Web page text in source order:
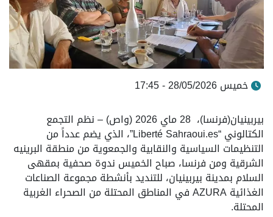
خميس 28/05/2026 - 17:45
بيربينيان(فرنسا)، 28 ماي 2026 (واص) – نظم التجمع
الكتالوني “Liberté Sahraoui.es”، الذي يضم عدداً من
التنظيمات السياسية والنقابية والجمعوية من منطقة البرينيه
الشرقية ومن فرنسا، صباح الخميس ندوة صحفية بمقهى
السلام بمدينة بيربينيان، للتنديد بأنشطة مجموعة الصناعات
الغذائية AZURA في المناطق المحتلة من الصحراء الغربية
المحتلة.